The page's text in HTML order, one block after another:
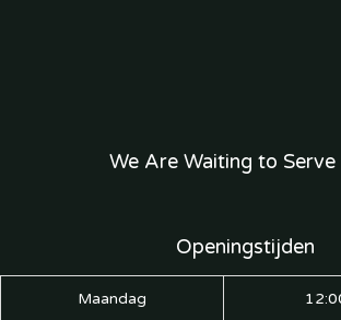
We Are Waiting to Serve
Openingstijden
Maandag